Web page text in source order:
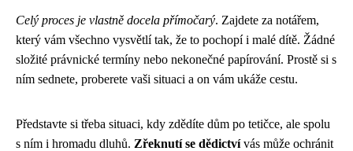
Celý proces je vlastně docela přímočarý. Zajdete za notářem,
který vám všechno vysvětlí tak, že to pochopí i malé dítě. Žádné
složité právnické termíny nebo nekonečné papírování. Prostě si s
ním sednete, proberete vaši situaci a on vám ukáže cestu.
Představte si třeba situaci, kdy zdědíte dům po tetičce, ale spolu
s ním i hromadu dluhů. Zřeknutí se dědictvívás může ochránit